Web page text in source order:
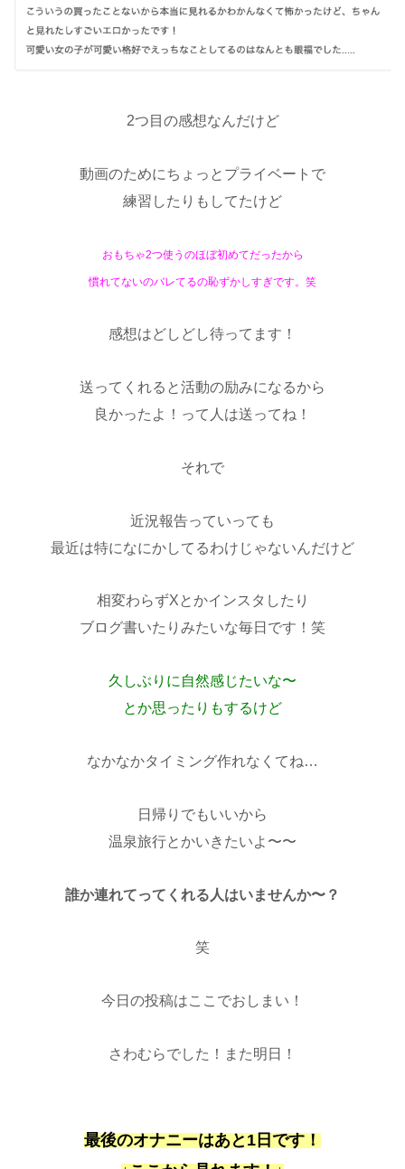
2つ目の感想なんだけど
動画のためにちょっとプライベートで
練習したりもしてたけど
おもちゃ2つ使うのほぼ初めてだったから
慣れてないのバレてるの恥ずかしすぎです。笑
感想はどしどし待ってます！
送ってくれると活動の励みになるから
良かったよ！って人は送ってね！
それで
近況報告っていっても
最近は特になにかしてるわけじゃないんだけど
相変わらずXとかインスタしたり
ブログ書いたりみたいな毎日です！笑
久しぶりに自然感じたいな〜
とか思ったりもするけど
なかなかタイミング作れなくてね…
日帰りでもいいから
温泉旅行とかいきたいよ〜〜
誰か連れてってくれる人はいませんか〜？
笑
今日の投稿はここでおしまい！
さわむらでした！また明日！
最後のオナニーはあと1日です！